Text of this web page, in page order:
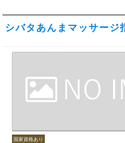
シバタあんまマッサージ
国家資格あり